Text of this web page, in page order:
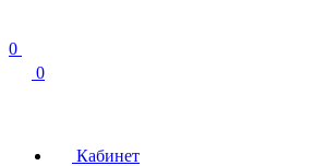
0
0
Кабинет